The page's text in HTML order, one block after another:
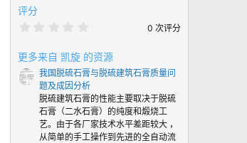
评分
0
颗
星
0 次评分
更多来自 凯旋 的资源
我国脱硫石膏与脱硫建筑石膏质量问
题及成因分析
脱硫建筑石膏的性能主要取决于脱硫
石膏（二水石膏）的纯度和煅烧工
艺。由于各厂家技术水平差距较大 ，
从简单的手工操作到先进的全自动流